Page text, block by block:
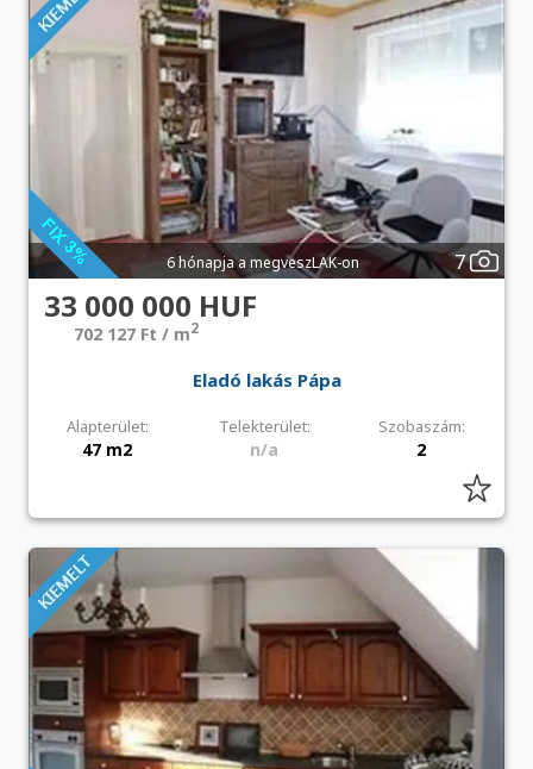
6 hónapja a megveszLAK-on 7
33 000 000 HUF
702 127 Ft / m2
Eladó lakás Pápa
Alapterület: Telekterület: Szobaszám:
47 m2 n/a 2